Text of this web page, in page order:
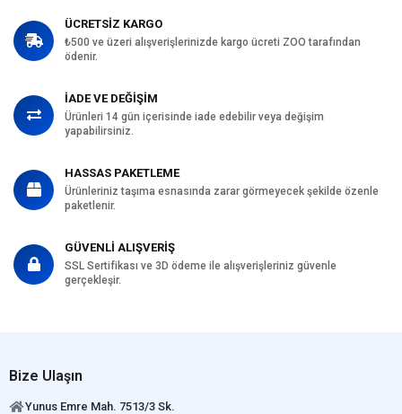
ÜCRETSİZ KARGO
₺500 ve üzeri alışverişlerinizde kargo ücreti ZOO tarafından
ödenir.
İADE VE DEĞİŞİM
Ürünleri 14 gün içerisinde iade edebilir veya değişim
yapabilirsiniz.
HASSAS PAKETLEME
Ürünleriniz taşıma esnasında zarar görmeyecek şekilde özenle
paketlenir.
GÜVENLİ ALIŞVERİŞ
SSL Sertifikası ve 3D ödeme ile alışverişleriniz güvenle
gerçekleşir.
Bize Ulaşın
Yunus Emre Mah. 7513/3 Sk.